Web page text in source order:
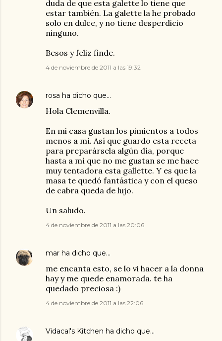
duda de que esta galette lo tiene que
estar también. La galette la he probado
solo en dulce, y no tiene desperdicio
ninguno.
Besos y feliz finde.
4 de noviembre de 2011 a las 19:32
rosa ha dicho que…
Hola Clemenvilla.
En mi casa gustan los pimientos a todos
menos a mí. Así que guardo esta receta
para preparársela algún día, porque
hasta a mí que no me gustan se me hace
muy tentadora esta gallette. Y es que la
masa te quedó fantástica y con el queso
de cabra queda de lujo.
Un saludo.
4 de noviembre de 2011 a las 20:06
mar ha dicho que…
me encanta esto, se lo vi hacer a la donna
hay y me quede enamorada. te ha
quedado preciosa :)
4 de noviembre de 2011 a las 22:06
Vidacal's Kitchen ha dicho que…